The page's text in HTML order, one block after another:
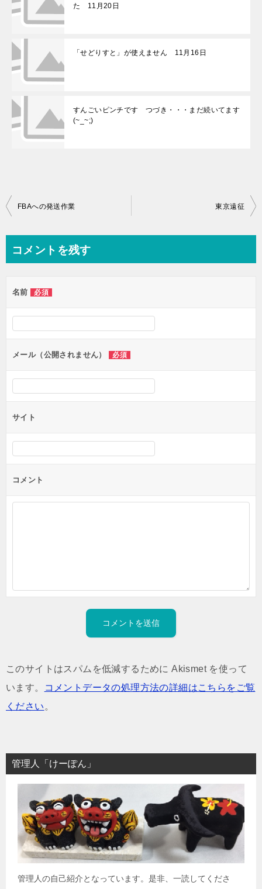
た 11月20日
「せどりすと」が使えません 11月16日
すんごいピンチです つづき・・・まだ続いてます
(~_~;)
投
ビ
ー
シ
ン
FBAへの発送作業 東京遠征
コメントを残す
名前 必須
メール（公開されません） 必須
サイト
コメント
このサイトはスパムを低減するために Akismet を使って
います。
コメントデータの処理方法の詳細はこちらをご覧
ください 。
管理人「けーぽん」
管理人の自己紹介となっています。是非、一読してくださ